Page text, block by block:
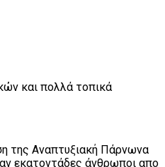
και πολλά τοπικά
της Αναπτυξιακή Πάρνωνα
εκατοντάδες άνθρωποι απο